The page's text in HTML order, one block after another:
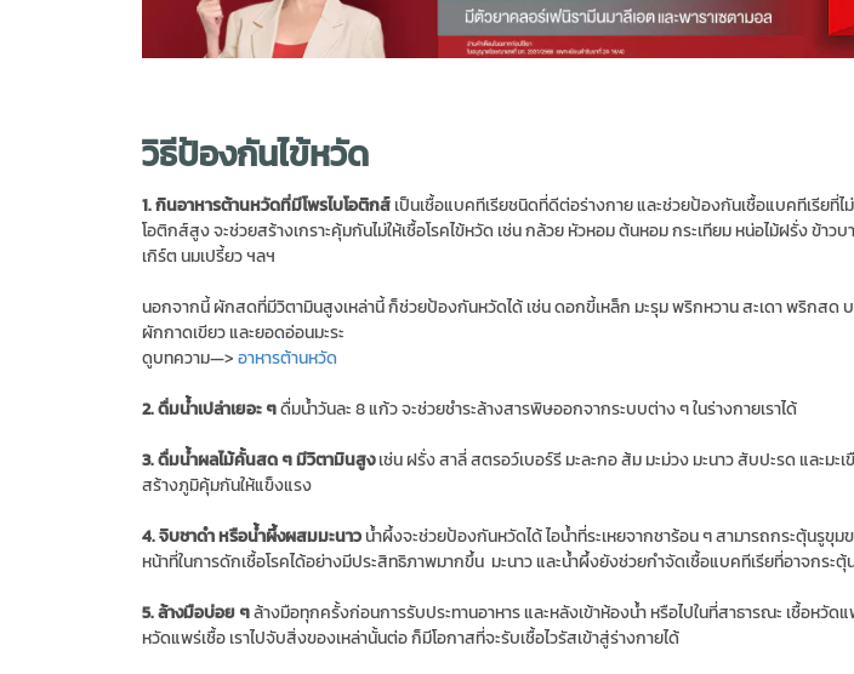
วิธีป้องกันไข้หวัด
1. กินอาหารต้านหวัดที่มีโพรไบโอติกส์ เป็นเชื้อแบคทีเรียชนิดที่ดีต่อร่างกาย และช่วยป้องกันเชื้อแบคทีเรียที่ไ
โอติกส์สูง จะช่วยสร้างเกราะคุ้มกันไม่ให้เชื้อโรคไข้หวัด เช่น กล้วย หัวหอม ต้นหอม กระเทียม หน่อไม้ฝรั่ง ข้าวบา
เกิร์ต นมเปรี้ยว ฯลฯ
นอกจากนี้ ผักสดที่มีวิตามินสูงเหล่านี้ ก็ช่วยป้องกันหวัดได้ เช่น ดอกขี้เหล็ก มะรุม พริกหวาน สะเดา พริกสด
ผักกาดเขียว และยอดอ่อนมะระ
ดูบทความ—> อาหารต้านหวัด
2. ดื่มน้ำเปล่าเยอะ ๆดื่มน้ำวันละ 8 แก้ว จะช่วยชำระล้างสารพิษออกจากระบบต่าง ๆ ในร่างกายเราได้
3. ดื่มน้ำผลไม้คั้นสด ๆ มีวิตามินสูงเช่น ฝรั่ง สาลี่ สตรอว์เบอร์รี มะละกอ ส้ม มะม่วง มะนาว สับปะรด และมะ
สร้างภูมิคุ้มกันให้แข็งแรง
4. จิบชาดำ หรือน้ำผึ้งผสมมะนาว น้ำผึ้งจะช่วยป้องกันหวัดได้ ไอน้ำที่ระเหยจากชาร้อน ๆ สามารถกระตุ้นรูขุม
หน้าที่ในการดักเชื้อโรคได้อย่างมีประสิทธิภาพมากขึ้น มะนาว และน้ำผึ้งยังช่วยกำจัดเชื้อแบคทีเรียที่อาจกระตุ้
5. ล้างมือบ่อย ๆล้างมือทุกครั้งก่อนการรับประทานอาหาร และหลังเข้าห้องน้ำ หรือไปในที่สาธารณะ เชื้อหวัด
หวัดแพร่เชื้อ เราไปจับสิ่งของเหล่านั้นต่อ ก็มีโอกาสที่จะรับเชื้อไวรัสเข้าสู่ร่างกายได้